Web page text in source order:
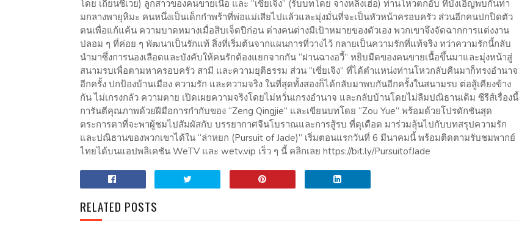
โดย เถียนซีเวย) ลูกสาวของคนขายเนื้อ และ “เซี่ยเจิง” (รับบทโดย จางหลิงเฮ่อ) ท่านโหวตกอับ ที่บังเอิญพบกันท่า
มกลางพายุหิมะ คนหนึ่งเป็นเด็กกำพร้าที่พ่อแม่เสียไปแล้วและมุ่งมั่นที่จะเป็นหัวหน้าครอบครัว ส่วนอีกคนปกปิดตัว
ตนเพื่อแก้แค้น ความบาดหมางเมื่อสิบเจ็ดปีก่อน ต่างคนต่างมีเป้าหมายของตัวเอง พวกเขาจึงจัดฉากการแต่งงาน
ปลอม ๆ ที่ค่อย ๆ พัฒนาเป็นรักแท้ สิ่งที่เริ่มต้นจากแผนการที่วางไว้ กลายเป็นความรักที่แท้จริง ทว่าความรักนี้กลับ
นำมาซึ่งการนองเลือดและบังคับให้คนรักต้องแยกจากกัน “ฝานฉางอวี้” หยิบมีดของคนขายเนื้อขึ้นมาและมุ่งหน้าสู่
สนามรบเพื่อตามหาครอบครัว สามี และความยุติธรรม ส่วน “เซี่ยเจิง” ที่ได้ตำแหน่งท่านโหวกลับคืนมาก็ทรงอำนาจ
อีกครั้ง ปกป้องบ้านเมือง ความรัก และความจริง ในที่สุดทั้งสองก็ได้กลับมาพบกันอีกครั้งในสนามรบ ต่อสู้เคียงข้าง
กัน ไม่เกรงกลัว ความตาย เปิดเผยความจริงโดยไม่หวั่นเกรงอำนาจ และกลับบ้านโดยไม่ลืมปณิธานเดิม ซีรีส์เรื่องนี้
การันตีคุณภาพด้วยฝีมือการกำกับของ “Zeng Qingjie” และเขียนบทโดย “Zou Yue” พร้อมด้วยโปรดักชันสุด
ตระการตาที่จะพาผู้ชมไปสัมผัสกับ บรรยากาศจีนโบราณและการสู้รบ ที่ดุเดือด มาร่วมลุ้นไปกับบทสรุปความรัก
และปณิธานของพวกเขาได้ใน “ล่าหยก (Pursuit of Jade)” เริ่มตอนแรกวันที่ 6 มีนาคมนี้ พร้อมติดตามรับชมพากย์
ไทยได้บนแอปพลิเคชัน WeTV และ wetv.vip เร็ว ๆ นี้ คลิกเลย https://bit.ly/PursuitofJade
RELATED POSTS